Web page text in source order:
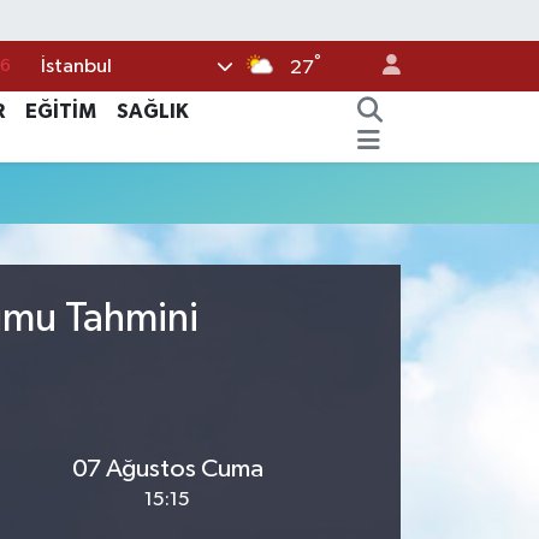
İstanbul 27°
EĞİTİM
SAĞLIK
Tahmini
07 Ağustos Cuma
15:15